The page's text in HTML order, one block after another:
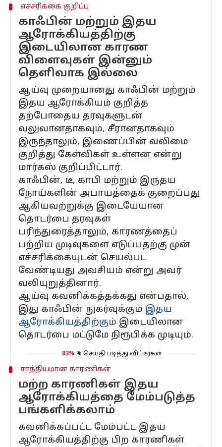
எச்சரிக்கை குறிப்பு
காஃபின் மற்றும் இதய
ஆரோக்கியத்திற்கு
இடையிலான காரண
விளைவுகள் இன்னும்
தெளிவாக இல்லை
ஆய்வு முறையானது காஃபின் மற்றும்
இதய ஆரோக்கியம் குறித்த
தற்போதைய தரவுகளுடன்
வலுவானதாகவும், சீரானதாகவும்
இருந்தாலும், இணைப்பின் வலிமை
குறித்து கேள்விகள் உள்ளன என்று
மார்கஸ் குறிப்பிட்டார்.
காஃபின், டீ, காபி மற்றும் இருதய
நோய்களின் அபாயத்தைக் குறைப்பது
ஆகியவற்றுக்கு இடையேயான
தொடர்பை தரவுகள்
பரிந்துரைத்தாலும், காரணத்தைப்
பற்றிய முடிவுகளை எடுப்பதற்கு முன்
எச்சரிக்கையுடன் செயல்பட
வேண்டியது அவசியம் என்று அவர்
வலியுறுத்தினார்.
ஆய்வு கவனிக்கத்தக்கது என்பதால்,
இது காஃபின் நுகர்வுக்கும் இதய
ஆரோக்கியத்திற்கும் இடையிலான
தொடர்பை மட்டுமே நிரூபிக்க முடியும்.
83% % செய்தி படித்து விட்டீர்கள்
சாத்தியமான காரணிகள்
மற்ற காரணிகள் இதய
ஆரோக்கியத்தை மேம்படுத்த
பங்களிக்கலாம்
கவனிக்கப்பட்ட மேம்பட்ட இதய
ஆரோக்கியத்திற்கு பிற காரணிகள்